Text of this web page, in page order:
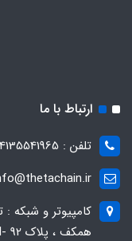
ارتباط با ما
تلفن : 04135541965
کامپیوتر و شبکه :